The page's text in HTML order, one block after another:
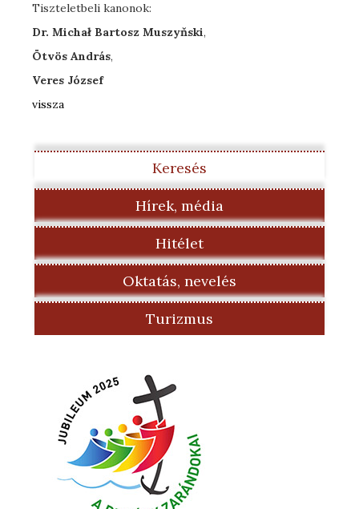
Tiszteletbeli kanonok:
Dr. Michał Bartosz Muszyňski,
Ötvös András,
Veres József
vissza
Keresés
Hírek, média
Hitélet
Oktatás, nevelés
Turizmus